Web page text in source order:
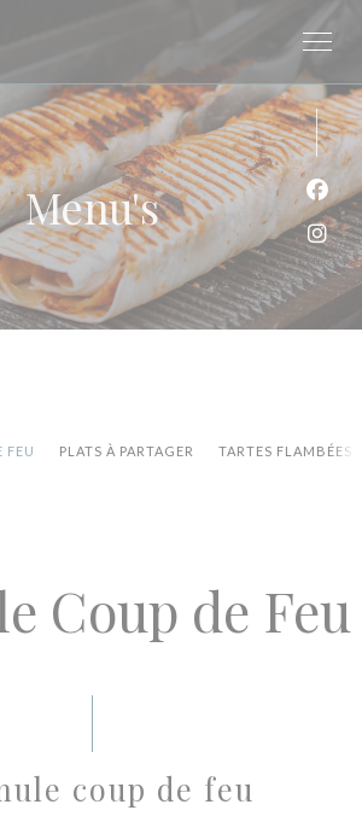
Menu's
FEU PLATS À PARTAGER TARTES FLAMBÉES
Coup de Feu
coup de feu